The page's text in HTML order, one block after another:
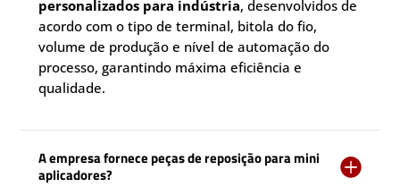
personalizados para indústria, desenvolvidos de
acordo com o tipo de terminal, bitola do fio,
volume de produção e nível de automação do
processo, garantindo máxima eficiência e
qualidade.
A empresa fornece peças de reposição para mini
aplicadores?
